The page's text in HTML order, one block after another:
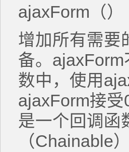
ajaxForm（）
增加所有需要
备。
数中，使用
ajaxForm接
是一个回调函
（Chainable